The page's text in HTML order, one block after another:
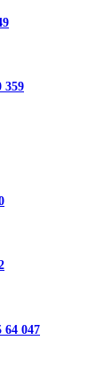
359
64 047